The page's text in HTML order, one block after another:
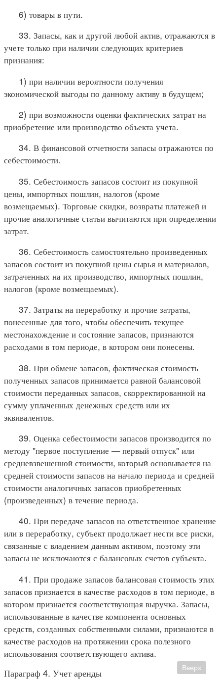
6) товары в пути.
33. Запасы, как и другой любой актив, отражаются в
учете только при наличии следующих критериев
признания:
1) при наличии вероятности получения
экономической выгоды по данному активу в будущем;
2) при возможности оценки фактических затрат на
приобретение или производство объекта учета.
34. В финансовой отчетности запасы отражаются по
себестоимости.
35. Себестоимость запасов состоит из покупной
цены, импортных пошлин, налогов (кроме
возмещаемых). Торговые скидки, возвраты платежей и
прочие аналогичные статьи вычитаются при определении
затрат.
36. Себестоимость самостоятельно произведенных
запасов состоит из покупной цены сырья и материалов,
затраченных на их производство, импортных пошлин,
налогов (кроме возмещаемых).
37. Затраты на переработку и прочие затраты,
понесенные для того, чтобы обеспечить текущее
местонахождение и состояние запасов, признаются
расходами в том периоде, в котором они понесены.
38. При обмене запасов, фактическая стоимость
полученных запасов принимается равной балансовой
стоимости переданных запасов, скорректированной на
сумму уплаченных денежных средств или их
эквивалентов.
39. Оценка себестоимости запасов производится по
методу "первое поступление — первый отпуск" или
средневзвешенной стоимости, который основывается на
средней стоимости запасов на начало периода и средней
стоимости аналогичных запасов приобретенных
(произведенных) в течение периода.
40. При передаче запасов на ответственное хранение
или в переработку, субъект продолжает нести все риски,
связанные с владением данным активом, поэтому эти
запасы не исключаются с балансовых счетов субъекта.
41. При продаже запасов балансовая стоимость этих
запасов признается в качестве расходов в том периоде, в
котором признается соответствующая выручка. Запасы,
использованные в качестве компонента основных
средств, созданных собственными силами, признаются в
качестве расходов на протяжении срока полезного
использования соответствующего актива.
Параграф 4. Учет аренды Вверх